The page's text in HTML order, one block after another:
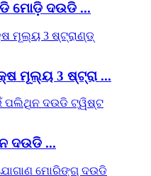
ମୋଡ଼ି ଦଉଡି ...
ମୂଲ୍ୟ 3 ଷ୍ଟ୍ରା ...
ଦଉଡି ...